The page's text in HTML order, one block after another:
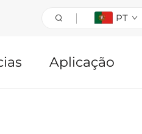
PT
Aplicação